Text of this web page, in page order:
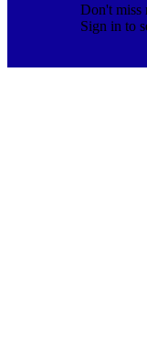
Don't miss
Sign in to